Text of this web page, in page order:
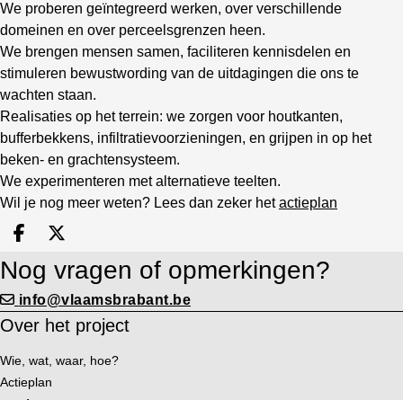
We proberen geïntegreerd werken, over verschillende
domeinen en over perceelsgrenzen heen.
We brengen mensen samen, faciliteren kennisdelen en
stimuleren bewustwording van de uitdagingen die ons te
wachten staan.
Realisaties op het terrein: we zorgen voor houtkanten,
bufferbekkens, infiltratievoorzieningen, en grijpen in op het
beken- en grachtensysteem.
We experimenteren met alternatieve teelten.
Wil je nog meer weten? Lees dan zeker hetactieplan
Deel op facebook
Deel op X
Nog vragen of opmerkingen?
info@vlaamsbrabant.be
Over het project
Wie, wat, waar, hoe?
Actieplan